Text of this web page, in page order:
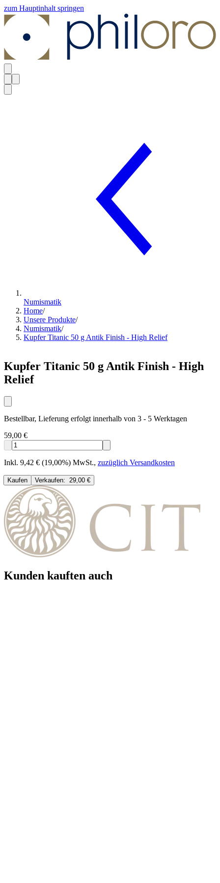
zum Hauptinhalt springen
Numismatik
Home/
Unsere Produkte/
Numismatik/
Kupfer Titanic 50 g Antik Finish - High Relief
Kupfer Titanic 50 g Antik Finish - High
Relief
Bestellbar, Lieferung erfolgt innerhalb von 3 - 5 Werktagen
59,00 €
Inkl. 9,42 € (19,00%) MwSt., zuzüglich Versandkosten
Kaufen Verkaufen: 29,00 €
Kunden kauften auch